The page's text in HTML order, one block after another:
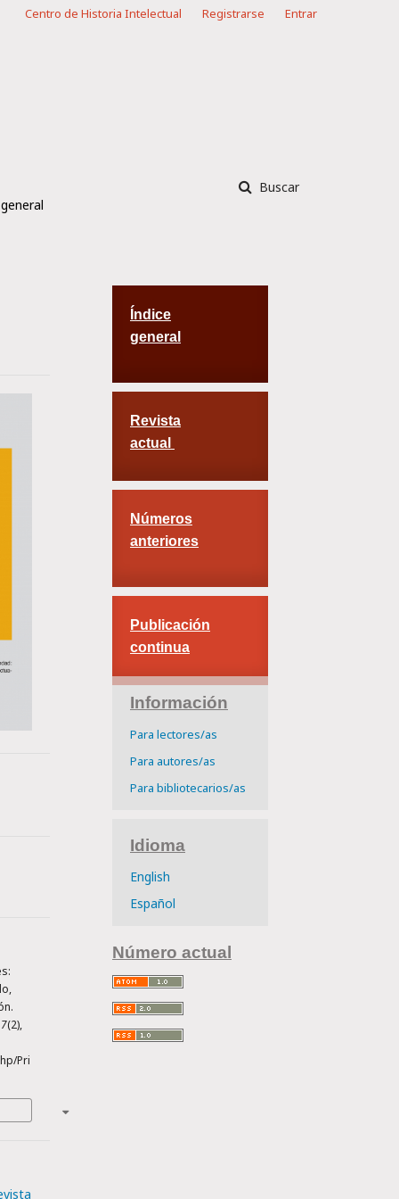
Buscar
Centro de Historia Intelectual Registrarse Entrar
(2),
Pri
Índice
general
Revista
actual
Números
anteriores
Publicación
continua
Información
Para lectores/as
Para autores/as
Para bibliotecarios/as
Idioma
English
Español
Número actual